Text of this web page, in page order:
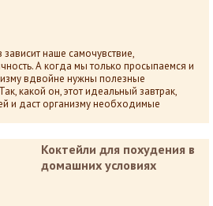
наше самочувствие,
А когда мы только просыпаемся и
вдвойне нужны полезные
какой он, этот идеальный завтрак,
и даст организму необходимые
Коктейли для похудения в
домашних условиях